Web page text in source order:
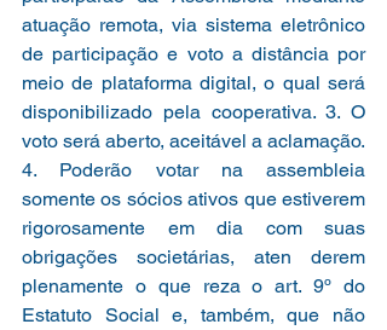
atuação remota, via sistema eletrônico
de participação e voto a distância por
meio de plataforma digital, o qual será
disponibilizado pela cooperativa. 3. O
voto será aberto, aceitável a aclamação.
4. Poderão votar na assembleia
somente os sócios ativos que estiverem
rigorosamente em dia com suas
obrigações societárias, aten derem
plenamente o que reza o art. 9º do
Estatuto Social e, também, que não